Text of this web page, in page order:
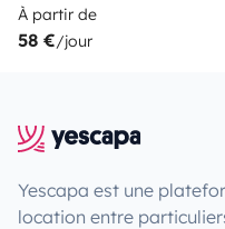
À partir de
58 €/jour
Yescapa est une
location entre